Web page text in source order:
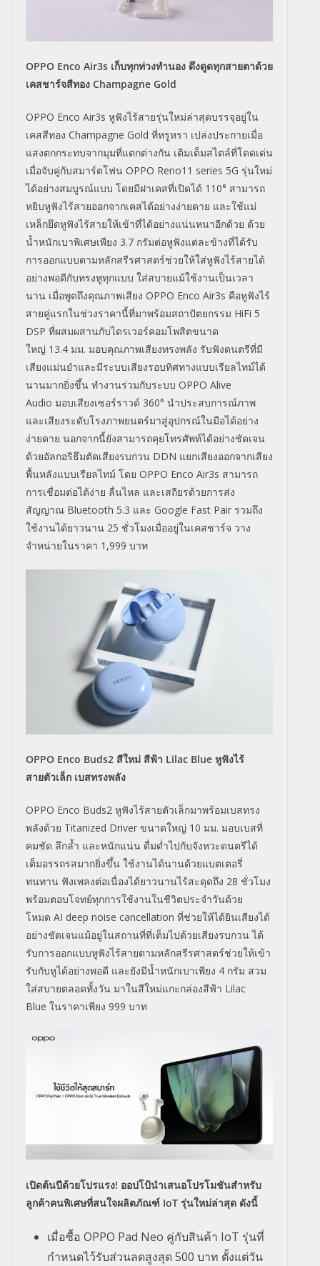
OPPO Enco Air3s เก็บทุกท่วงทำนอง ดึงดูดทุกสายตาด้วย
เคสชาร์จสีทอง Champagne Gold
OPPO Enco Air3s หูฟังไร้สายรุ่นใหม่ล่าสุดบรรจุอยู่ใน
เคสสีทอง Champagne Gold ที่หรูหรา เปล่งประกายเมื่อ
แสงตกกระทบจากมุมที่แตกต่างกัน เติมเต็มสไตล์ที่โดดเด่น
เมื่อจับคู่กับสมาร์ตโฟน OPPO Reno11 series 5G รุ่นใหม่
ได้อย่างสมบูรณ์แบบ โดยมีฝาเคสที่เปิดได้ 110° สามารถ
หยิบหูฟังไร้สายออกจากเคสได้อย่างง่ายดาย และใช้แม่
เหล็กยึดหูฟังไร้สายให้เข้าที่ได้อย่างแน่นหนาอีกด้วย ด้วย
น้ำหนักเบาพิเศษเพียง 3.7 กรัมต่อหูฟังแต่ละข้างที่ได้รับ
การออกแบบตามหลักสรีรศาสตร์ช่วยให้ใส่หูฟังไร้สายได้
อย่างพอดีกับทรงหูทุกแบบ ใส่สบายแม้ใช้งานเป็นเวลา
นาน เมื่อพูดถึงคุณภาพเสียง OPPO Enco Air3s คือหูฟังไร้
สายคู่แรกในช่วงราคานี้ที่มาพร้อมสถาปัตยกรรม HiFi 5
DSP ที่ผสมผสานกับไดรเวอร์คอมโพสิตขนาด
ใหญ่ 13.4 มม. มอบคุณภาพเสียงทรงพลัง รับฟังดนตรีที่มี
เสียงแม่นยำและมีระบบเสียงรอบทิศทางแบบเรียลไทม์ได้
นานมากยิ่งขึ้น ทำงานร่วมกับระบบ OPPO Alive
Audio มอบเสียงเซอร์ราวด์ 360° นำประสบการณ์ภาพ
และเสียงระดับโรงภาพยนตร์มาสู่อุปกรณ์ในมือได้อย่าง
ง่ายดาย นอกจากนี้ยังสามารถคุยโทรศัพท์ได้อย่างชัดเจน
ด้วยอัลกอริธึมตัดเสียงรบกวน DDN แยกเสียงออกจากเสียง
พื้นหลังแบบเรียลไทม์ โดย OPPO Enco Air3s สามารถ
การเชื่อมต่อได้ง่าย ลื่นไหล และเสถียรด้วยการส่ง
สัญญาณ Bluetooth 5.3 และ Google Fast Pair รวมถึง
ใช้งานได้ยาวนาน 25 ชั่วโมงเมื่ออยู่ในเคสชาร์จ วาง
จำหน่ายในราคา 1,999 บาท
OPPO Enco Buds2 สีใหม่ สีฟ้า Lilac Blue หูฟังไร้
สายตัวเล็ก เบสทรงพลัง
OPPO Enco Buds2 หูฟังไร้สายตัวเล็กมาพร้อมเบสทรง
พลังด้วย Titanized Driver ขนาดใหญ่ 10 มม. มอบเบสที่
คมชัด ลึกล้ำ และหนักแน่น ดื่มด่ำไปกับจังหวะดนตรีได้
เต็มอรรถรสมากยิ่งขึ้น ใช้งานได้นานด้วยแบตเตอรี่
ทนทาน ฟังเพลงต่อเนื่องได้ยาวนานไร้สะดุดถึง 28 ชั่วโมง
พร้อมตอบโจทย์ทุกการใช้งานในชีวิตประจำวันด้วย
โหมด AI deep noise cancellation ที่ช่วยให้ได้ยินเสียงได้
อย่างชัดเจนแม้อยู่ในสถานที่ที่เต็มไปด้วยเสียงรบกวน ได้
รับการออกแบบหูฟังไร้สายตามหลักสรีรศาสตร์ช่วยให้เข้า
รับกับหูได้อย่างพอดี และยังมีน้ำหนักเบาเพียง 4 กรัม สวม
ใส่สบายตลอดทั้งวัน มาในสีใหม่แกะกล่องสีฟ้า Lilac
Blue ในราคาเพียง 999 บาท
เปิดต้นปีด้วยโปรแรง! ออปโป้นำเสนอโปรโมชันสำหรับ
ลูกค้าคนพิเศษที่สนใจผลิตภัณฑ์ IoT รุ่นใหม่ล่าสุด ดังนี้
เมื่อซื้อ OPPO Pad Neo คู่กับสินค้า IoT รุ่นที่
กำหนดไว้รับส่วนลดสูงสุด500 บาท ตั้งแต่วัน